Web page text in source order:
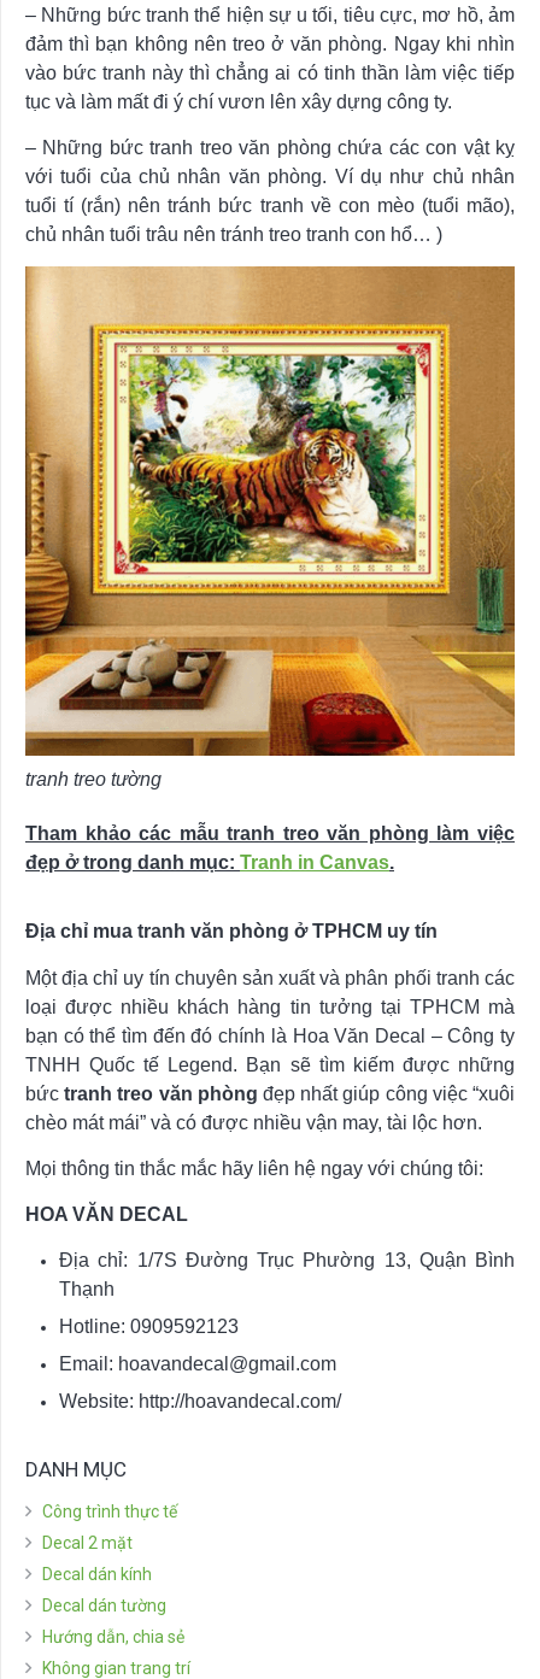
– Những bức tranh thể hiện sự u tối, tiêu cực, mơ hồ, ảm
đảm thì bạn không nên treo ở văn phòng. Ngay khi nhìn
vào bức tranh này thì chẳng ai có tinh thần làm việc tiếp
tục và làm mất đi ý chí vươn lên xây dựng công ty.
– Những bức tranh treo văn phòng chứa các con vật kỵ
với tuổi của chủ nhân văn phòng. Ví dụ như chủ nhân
tuổi tí (rắn) nên tránh bức tranh về con mèo (tuổi mão),
chủ nhân tuổi trâu nên tránh treo tranh con hổ… )
tranh treo tường
Tham khảo các mẫu tranh treo văn phòng làm việc
đẹp ở trong danh mục: Tranh in Canvas.
Địa chỉ mua tranh văn phòng ở TPHCM uy tín
Một địa chỉ uy tín chuyên sản xuất và phân phối tranh các
loại được nhiều khách hàng tin tưởng tại TPHCM mà
bạn có thể tìm đến đó chính là Hoa Văn Decal – Công ty
TNHH Quốc tế Legend. Bạn sẽ tìm kiếm được những
bứctranh treo văn phòng đẹp nhất giúp công việc “xuôi
chèo mát mái” và có được nhiều vận may, tài lộc hơn.
Mọi thông tin thắc mắc hãy liên hệ ngay với chúng tôi:
HOA VĂN DECAL
Địa chỉ: 1/7S Đường Trục Phường 13, Quận Bình
Thạnh
Hotline: 0909592123
Email: hoavandecal@gmail.com
Website: http://hoavandecal.com/
DANH MỤC
Công trình thực tế
Decal 2 mặt
Decal dán kính
Decal dán tường
Hướng dẫn, chia sẻ
Không gian trang trí